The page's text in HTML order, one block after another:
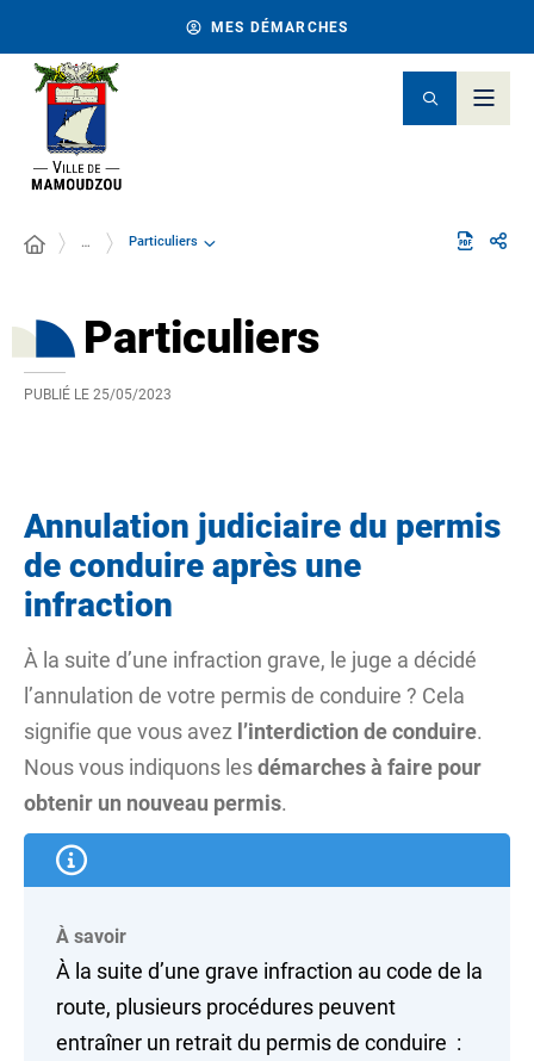
MES DÉMARCHES
… Particuliers
Particuliers
PUBLIÉ LE 25/05/2023
Annulation judiciaire du permis
de conduire après une
infraction
À la suite d’une infraction grave, le juge a décidé
l’annulation de votre permis de conduire ? Cela
signifie que vous avez l’interdiction de conduire.
Nous vous indiquons lesdémarches à faire pour
obtenir un nouveau permis.
À savoir
À la suite d’une grave infraction au code de la
route, plusieurs procédures peuvent
entraîner un retrait du permis de conduire :